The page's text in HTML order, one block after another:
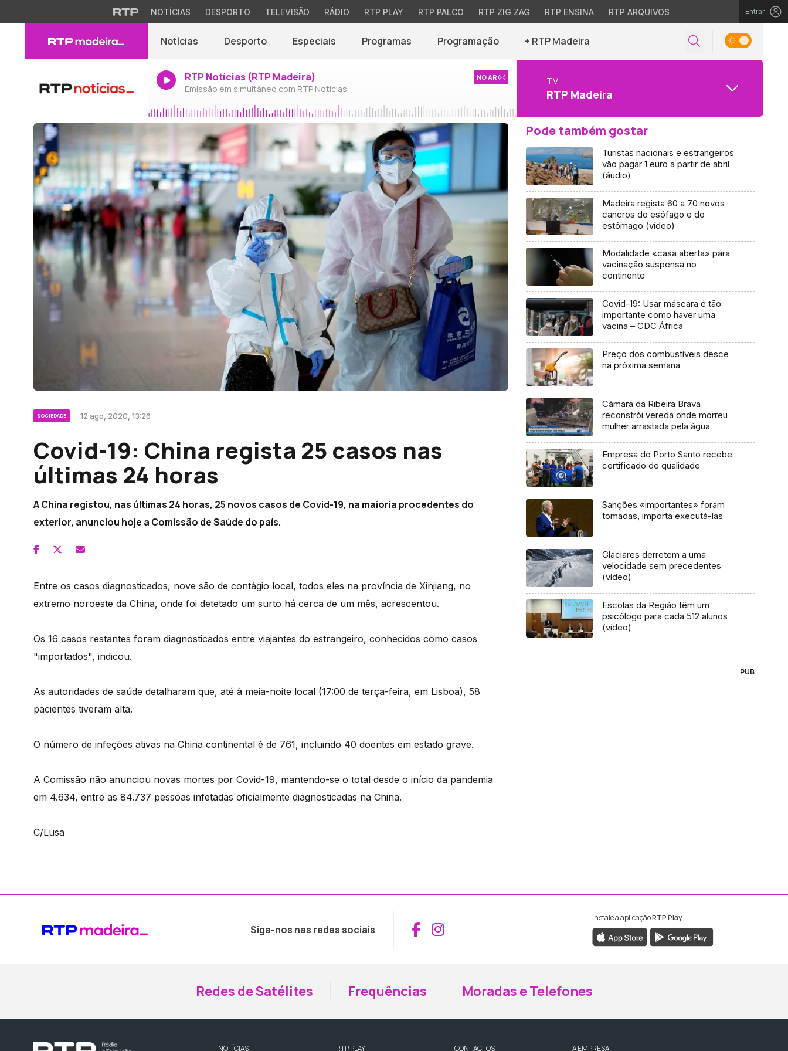
NOTÍCIAS DESPORTO TELEVISÃO RÁDIO RTP PLAY RTP PALCO RTP ZIG ZAG RTP ENSINA RTP ARQUIVOS Entrar
Notícias Desporto Especiais Programas Programação + RTP Madeira
RTP Notícias (RTP Madeira)
Emissão em simultâneo com RTP Notícias
NO AR TV
RTP Madeira
SOCIEDADE 12 ago, 2020, 13:26
Covid-19: China regista 25 casos nas
últimas 24 horas
A China registou, nas últimas 24 horas, 25 novos casos de Covid-19, na maioria procedentes do
exterior, anunciou hoje a Comissão de Saúde do país.
Entre os casos diagnosticados, nove são de contágio local, todos eles na província de Xinjiang, no
extremo noroeste da China, onde foi detetado um surto há cerca de um mês, acrescentou.
Os 16 casos restantes foram diagnosticados entre viajantes do estrangeiro, conhecidos como casos
"importados", indicou.
As autoridades de saúde detalharam que, até à meia-noite local (17:00 de terça-feira, em Lisboa), 58
pacientes tiveram alta.
O número de infeções ativas na China continental é de 761, incluindo 40 doentes em estado grave.
A Comissão não anunciou novas mortes por Covid-19, mantendo-se o total desde o início da pandemia
em 4.634, entre as 84.737 pessoas infetadas oficialmente diagnosticadas na China.
C/Lusa
Pode também gostar
Turistas nacionais e estrangeiros
vão pagar 1 euro a partir de abril
(áudio)
Madeira regista 60 a 70 novos
cancros do esófago e do
estômago (vídeo)
Modalidade «casa aberta» para
vacinação suspensa no
continente
Covid-19: Usar máscara é tão
importante como haver uma
vacina – CDC África
Preço dos combustíveis desce
na próxima semana
Câmara da Ribeira Brava
reconstrói vereda onde morreu
mulher arrastada pela água
Empresa do Porto Santo recebe
certificado de qualidade
Sanções «importantes» foram
tomadas, importa executá-las
Glaciares derretem a uma
velocidade sem precedentes
(vídeo)
Escolas da Região têm um
psicólogo para cada 512 alunos
(vídeo)
PUB
Siga-nos nas redes sociais Aceder ao Facebook da RTP Madeira
Aceder ao Instagram da RTP Madeira
Instale a aplicaçãoRTP Play
Redes de Satélites Frequências Moradas e Telefones
NOTÍCIAS RTP PLAY CONTACTOS A EMPRESA